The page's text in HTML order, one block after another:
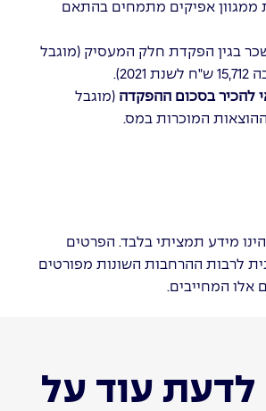
ממגוון אפיקים מתמחים בהתאם
בגין הפקדת חלק המעסיק (מוגבל
להכיר בסכום ההפקדה (מוגבל
המוכרות במס.
מידע תמציתי בלבד. הפרטים
לרבות ההרחבות השונות מפורטים
אלו המחייבים.
לדעת עוד על